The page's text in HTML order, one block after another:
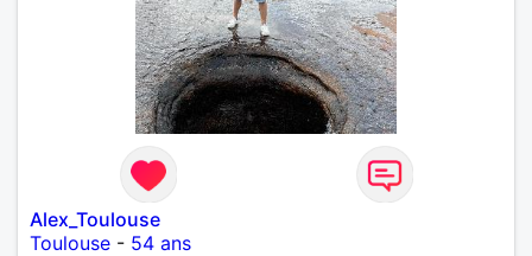
Alex_Toulouse
Toulouse - 54 ans